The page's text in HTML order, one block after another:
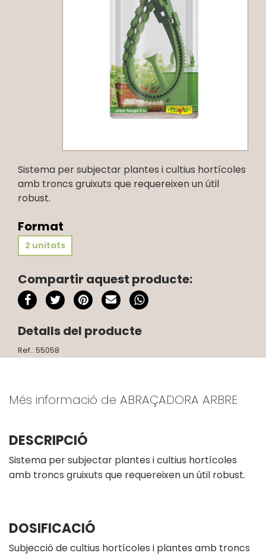
Sistema per subjectar plantes i cultius hortícoles
amb troncs gruixuts que requereixen un útil
robust.
Format
2 unitats
Compartir aquest producte:
Detalls del producte
Ref.: 55058
Més informació de ABRAÇADORA ARBRE
DESCRIPCIÓ
Sistema per subjectar plantes i cultius hortícoles
amb troncs gruixuts que requereixen un útil robust.
DOSIFICACIÓ
Subjecció de cultius hortícoles i plantes amb troncs